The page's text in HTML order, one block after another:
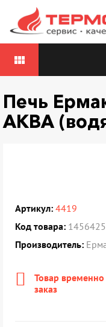
view_module
Печь
АКВА
Артикул: 4419
Код товара:
Производитель:
Товар
заказ